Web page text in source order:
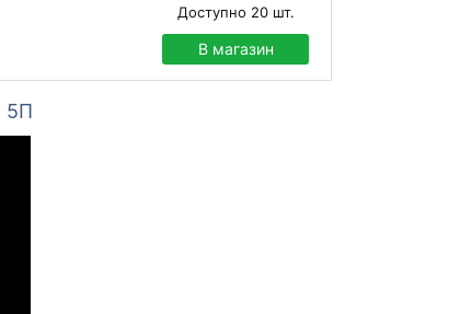
Доступно 20шт.
В магазин
5П